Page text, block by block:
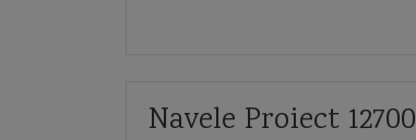
Navele Proiect 12700